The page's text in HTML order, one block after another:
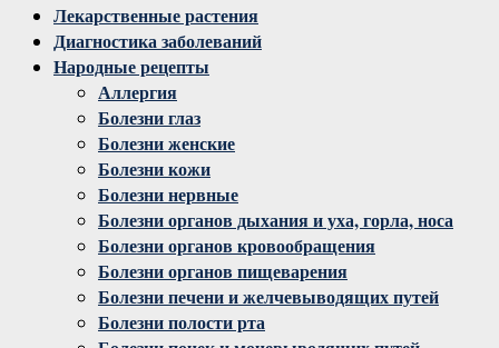
Facebook
Twitter
Instagram
YoutubeЛекарственные растения
Диагностика заболеваний
Народные рецепты
Аллергия
Болезни глаз
Болезни женские
Болезни кожи
Болезни нервные
Болезни органов дыхания и уха, горла, носа
Болезни органов кровообращения
Болезни органов пищеварения
Болезни печени и желчевыводящих путей
Болезни полости рта